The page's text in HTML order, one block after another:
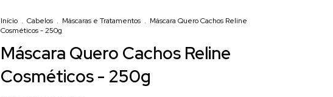
Início . Cabelos . Máscaras e Tratamentos . Máscara Quero Cachos Reline
Cosméticos - 250g
Máscara Quero Cachos Reline
Cosméticos - 250g